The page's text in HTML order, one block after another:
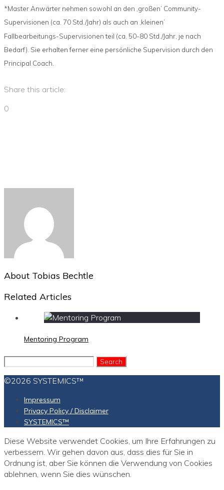
*Master Anwärter nehmen sowohl an den ‚großen’ Community-
Supervisionen (ca. 70 Std./Jahr) als auch an ‚kleinen’
Fallbearbeitungs-Supervisionen teil (ca. 50-80 Std./Jahr, je nach
Bedarf). Sie erhalten ferner eine persönliche Supervision durch den
Principal Coach.
Share this article:
0
About Tobias Bechtle
Related Articles
Mentoring Program
Search
©2026 SYSTEMICS™
Impressum
Privacy Policy / Disclaimer
SYSTEMICS™
Diese Website verwendet Cookies, um Ihre Erfahrungen zu
verbessern. Wir gehen davon aus, dass dies für Sie in
Ordnung ist, aber Sie können die Verwendung von Cookies
ablehnen, wenn Sie dies wünschen.